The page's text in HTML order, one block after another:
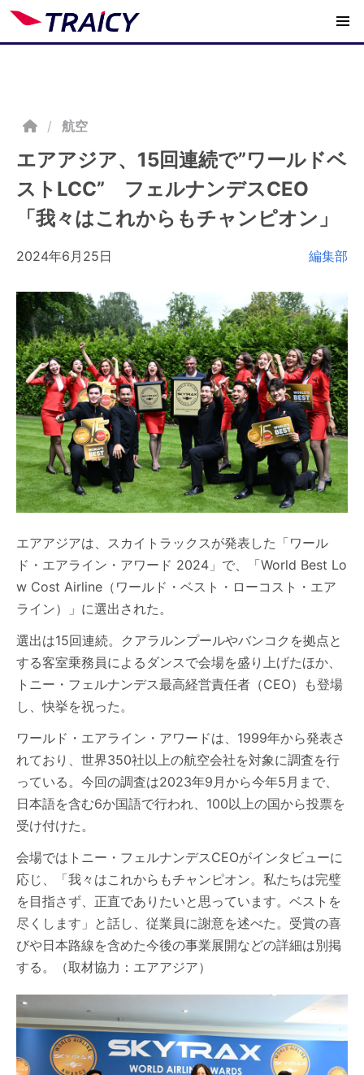
/ 航空
エアアジア、15回連続で”ワールドベ
ストLCC” フェルナンデスCEO
「我々はこれからもチャンピオン」
2024年6月25日 編集部
エアアジアは、スカイトラックスが発表した「ワール
ド・エアライン・アワード 2024」で、「World Best Lo
w Cost Airline（ワールド・ベスト・ローコスト・エア
ライン）」に選出された。
選出は15回連続。クアラルンプールやバンコクを拠点と
する客室乗務員によるダンスで会場を盛り上げたほか、
トニー・フェルナンデス最高経営責任者（CEO）も登場
し、快挙を祝った。
ワールド・エアライン・アワードは、1999年から発表さ
れており、世界350社以上の航空会社を対象に調査を行
っている。今回の調査は2023年9月から今年5月まで、
日本語を含む6か国語で行われ、100以上の国から投票を
受け付けた。
会場ではトニー・フェルナンデスCEOがインタビューに
応じ、「我々はこれからもチャンピオン。私たちは完璧
を目指さず、正直でありたいと思っています。ベストを
尽くします」と話し、従業員に謝意を述べた。受賞の喜
びや日本路線を含めた今後の事業展開などの詳細は別掲
する。（取材協力：エアアジア）